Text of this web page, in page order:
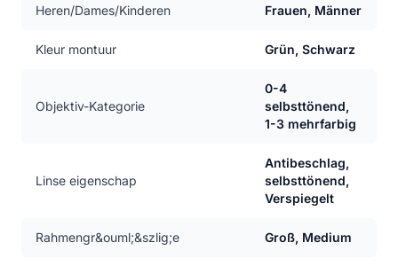
Heren/Dames/Kinderen Frauen, Männer
Kleur montuur Grün, Schwarz
Objektiv-Kategorie
0-4
selbsttönend,
1-3 mehrfarbig
Linse eigenschap
Antibeschlag,
selbsttönend,
Verspiegelt
Rahmengr&ouml;&szlig;e Groß, Medium